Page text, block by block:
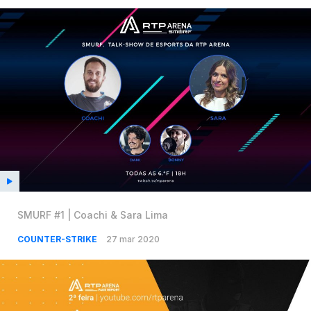
SMURF #1 | Coachi & Sara Lima
COUNTER-STRIKE 27 mar 2020